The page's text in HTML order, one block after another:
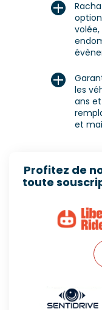
option
les
ans
et
Profitez de
toute